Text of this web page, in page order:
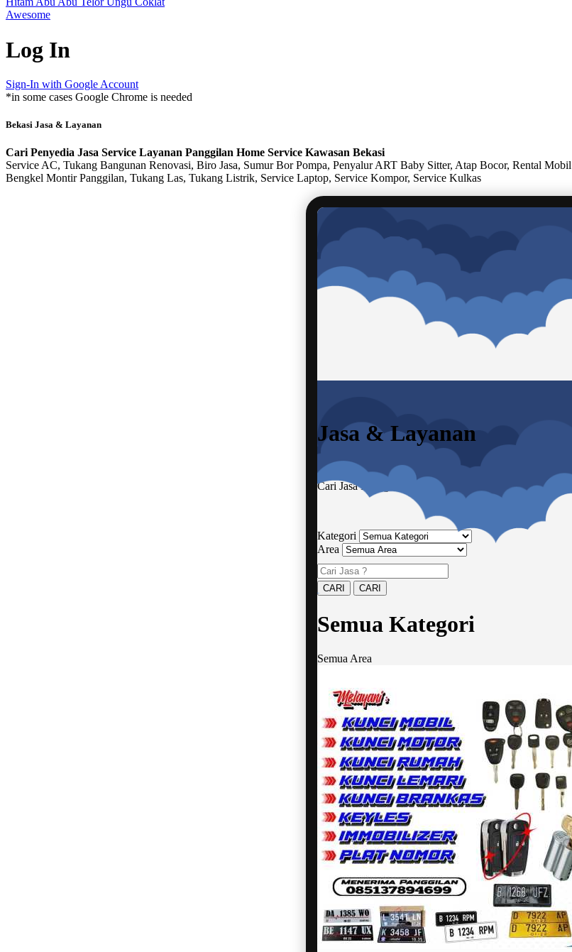
Awesome
Log In
Sign-In with Google Account
*in some cases Google Chrome is needed
Bekasi Jasa & Layanan
Cari Penyedia Jasa Service Layanan Panggilan Home Service Kawasan Bekasi
Service AC, Tukang Bangunan Renovasi, Biro Jasa, Sumur Bor Pompa, Penyalur ART Baby Sitter, Atap Bocor, Rental Mobil
Bengkel Montir Panggilan, Tukang Las, Tukang Listrik, Service Laptop, Service Kompor, Service Kulkas
Jasa & Layanan
Cari Jasa Panggilan & Home Service
Kategori
Area
Semua Kategori
Semua Area